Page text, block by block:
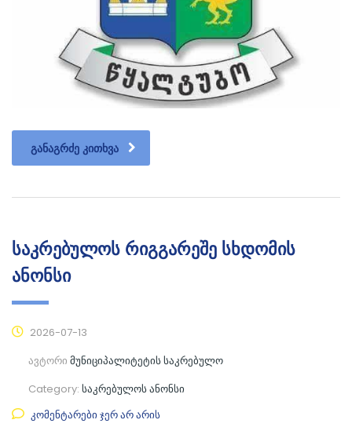
ᲒᲐᲜᲐᲒᲠᲫᲔ ᲙᲘᲗᲮᲕᲐ
საკრებულოს რიგგარეშე სხდომის
ანონსი
2026-07-13
ავტორი მუნიციპალიტეტის საკრებულო
Category: საკრებულოს ანონსი
კომენტარები ჯერ არ არის